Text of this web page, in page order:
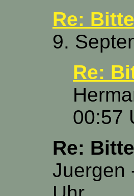
Re:
9.
Re:
00:57
Re:
Juergen